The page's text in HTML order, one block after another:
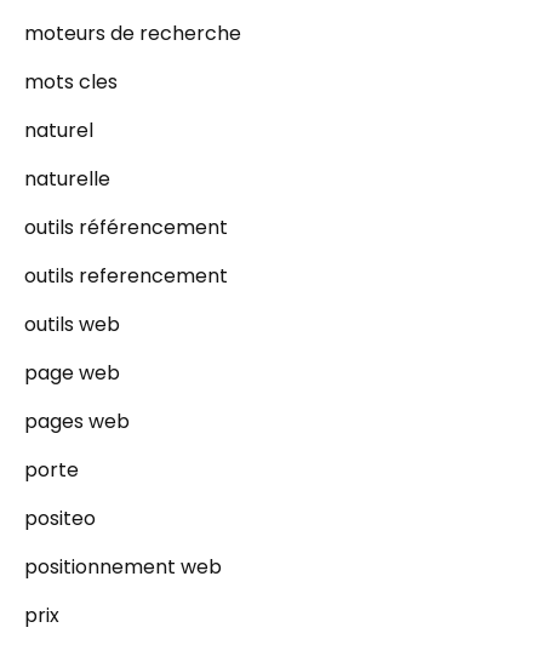
moteurs de recherche
mots cles
naturel
naturelle
outils référencement
outils referencement
outils web
page web
pages web
porte
positeo
positionnement web
prix